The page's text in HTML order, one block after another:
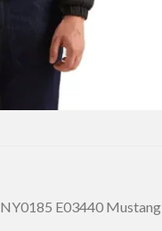
E03440 Mustang